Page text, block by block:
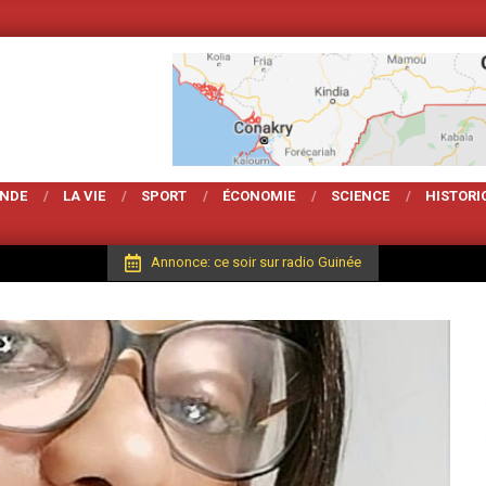
Votre Magarzine
LA VIE SPORT ÉCONOMIE SCIENCE
Annonce: ce soir sur radio Guinée